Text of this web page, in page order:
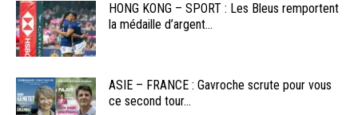
HONG KONG – SPORT : Les Bleus remportent
la médaille d’argent...
ASIE – FRANCE : Gavroche scrute pour vous
ce second tour...